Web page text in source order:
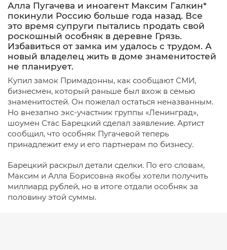
Алла Пугачева и иноагент Максим Галкин*
покинули Россию больше года назад. Все
это время супруги пытались продать свой
роскошный особняк в деревне Грязь.
Избавиться от замка им удалось с трудом. А
новый владелец жить в доме знаменитостей
не планирует.
Купил замок Примадонны, как сообщают СМИ,
бизнесмен, который раньше был вхож в семью
знаменитостей. Он пожелал остаться неназванным.
Но внезапно экс-участник группы «Ленинград»,
шоумен Стас Барецкий сделал заявление. Артист
сообщил, что особняк Пугачевой теперь
принадлежит ему и его партнерам по бизнесу.
Барецкий раскрыл детали сделки. По его словам,
Максим и Алла Борисовна якобы хотели получить
миллиард рублей, но в итоге отдали особняк за
половину этой суммы.